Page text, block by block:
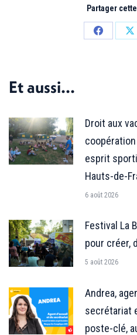
Partager
Partager
Et aussi...
Droit aux
esprit
Hauts-de-
6 août 2026
Festival La
pour créer,
5 août 2026
Andrea,
secrétariat
poste-clé,